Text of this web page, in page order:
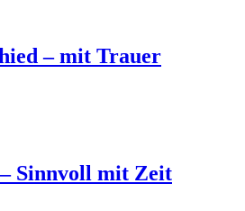
– mit Trauer
Sinnvoll mit Zeit